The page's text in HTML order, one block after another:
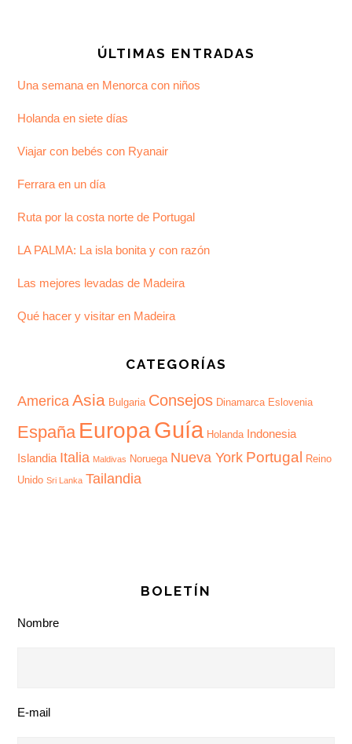
ÚLTIMAS ENTRADAS
Una semana en Menorca con niños
Holanda en siete días
Viajar con bebés con Ryanair
Ferrara en un día
Ruta por la costa norte de Portugal
LA PALMA: La isla bonita y con razón
Las mejores levadas de Madeira
Qué hacer y visitar en Madeira
CATEGORÍAS
America Asia Bulgaria Consejos Dinamarca Eslovenia
España EuropaGuía Holanda Indonesia
Islandia Italia Maldivas Noruega Nueva York Portugal Reino
Unido Sri Lanka Tailandia
BOLETÍN
Nombre
E-mail